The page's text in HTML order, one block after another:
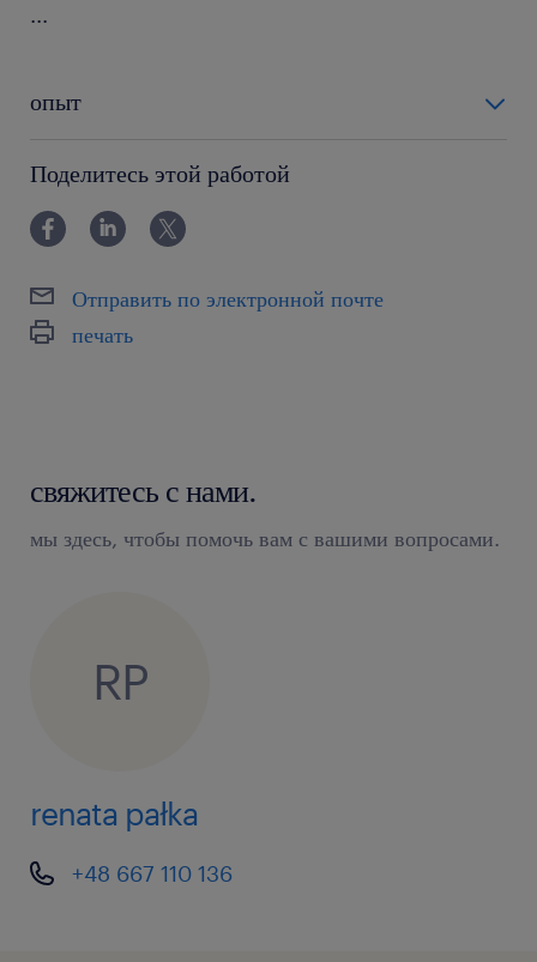
...
опыт
Поделитесь этой работой
Отправить по электронной почте
печать
свяжитесь с нами.
мы здесь, чтобы помочь вам с вашими вопросами.
RP
renata pałka
+48 667 110 136